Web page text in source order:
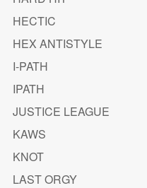
HECTIC
HEX ANTISTYLE
I-PATH
IPATH
JUSTICE LEAGUE
KAWS
KNOT
LAST ORGY